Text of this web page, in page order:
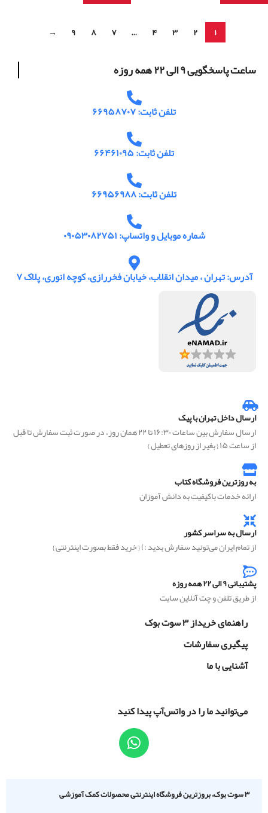
۱ ۲ ۳ ۴ … ۷ ۸ ۹ →
ساعت پاسخگویی ۹ الی ۲۲ همه روزه
تلفن ثابت: ۶۶۹۵۸۷۰۷
تلفن ثابت: ۶۶۴۶۱۰۹۵
تلفن ثابت: ۶۶۹۵۶۹۸۸
شماره موبایل و واتساپ: ۰۹۰۵۳۰۸۲۷۵۱
آدرس: تهران ، میدان انقلاب، خیابان فخررازی، کوچه انوری، پلاک ۷
ارسال داخل تهران با پیک
ارسال سفارش بین ساعات ۱۶:۳۰ تا ۲۲ همان روز، در صورت ثبت سفارش تا قبل
از ساعت ۱۵ { بغیر از روزهای تعطیل }
به روزترین فروشگاه کتاب
ارائه خدمات باکیفیت به دانش آموزان
ارسال به سراسر کشور
از تمام ایران می‌تونید سفارش بدید :) { خرید فقط بصورت اینترنتی }
پشتیبانی ۹ الی ۲۲ همه روزه
از طریق تلفن و چت آنلاین سایت
راهنمای خریداز ۳ سوت بوک
پیگیری سفارشات
آشنایی با ما
می‌توانید ما را در واتس‌آپ پیدا کنید
۳ سوت بوک، بروزترین فروشگاه اینترنتی محصولات کمک آموزشی